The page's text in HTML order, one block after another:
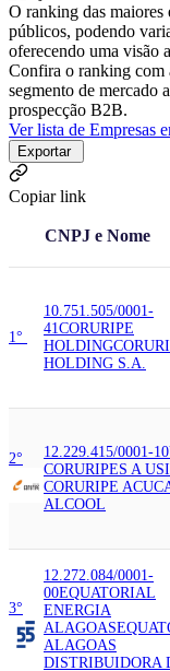
O ranking das maiores
públicos, podendo
oferecendo uma visão
Confira o ranking com
segmento de mercado
prospecção B2B.
Ver lista de Empresas
Exportar
Copiar link
CNPJ e Nome
1°
10.751.505/0001-
41 CORURIPE
HOLDING
HOLDING S.A.
2° 12.229.415/0001-10
CORURIPES A
CORURIPE
ALCOOL
3°
12.272.084/0001-
00EQUATORIAL
ENERGIA
ALAGOAS
ALAGOAS
DISTRIBUIDORA